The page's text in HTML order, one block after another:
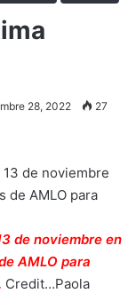
28, 2022 27
de noviembre en
AMLO para
Credit…Paola